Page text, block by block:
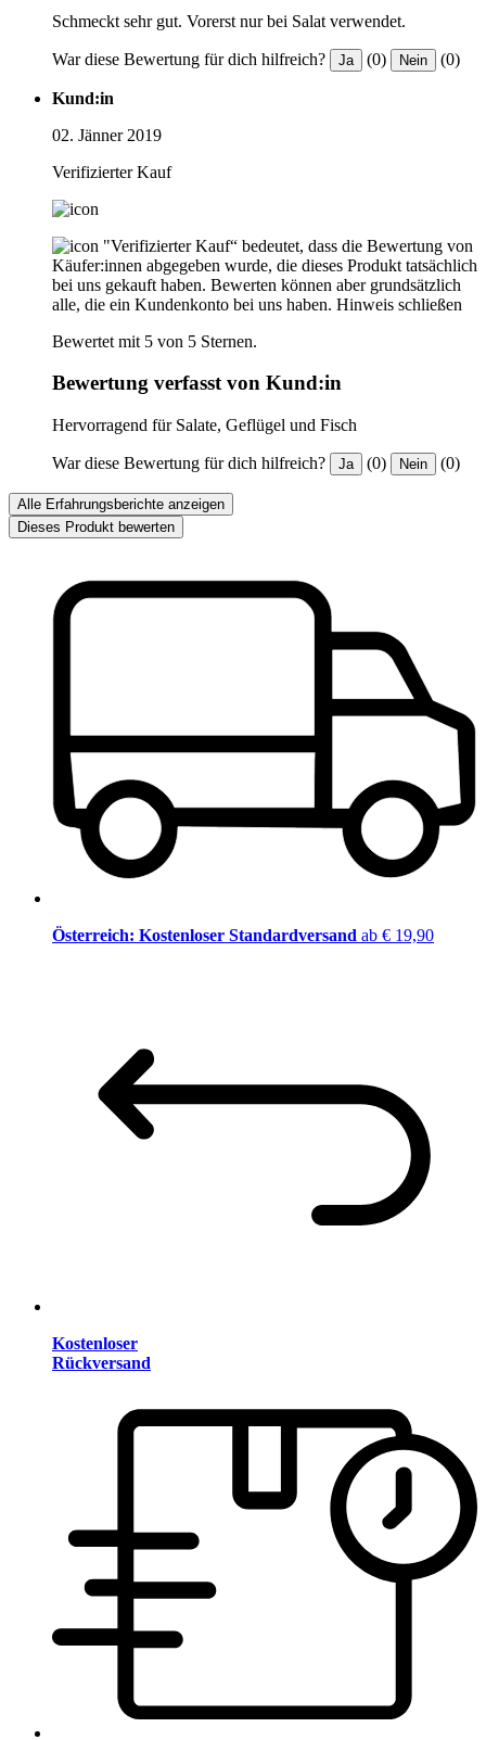
Schmeckt sehr gut. Vorerst nur bei Salat verwendet.
War diese Bewertung für dich hilfreich? Ja (0) Nein (0)
Kund:in
02. Jänner 2019
Verifizierter Kauf
"Verifizierter Kauf“ bedeutet, dass die Bewertung von
Käufer:innen abgegeben wurde, die dieses Produkt tatsächlich
bei uns gekauft haben. Bewerten können aber grundsätzlich
alle, die ein Kundenkonto bei uns haben. Hinweis schließen
Bewertet mit 5 von 5 Sternen.
Bewertung verfasst von Kund:in
Hervorragend für Salate, Geflügel und Fisch
War diese Bewertung für dich hilfreich? Ja (0) Nein (0)
Alle Erfahrungsberichte anzeigen
Dieses Produkt bewerten
Österreich: Kostenloser Standardversand ab € 19,90
Kostenloser
Rückversand